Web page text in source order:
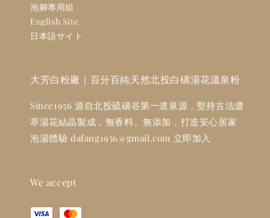
泡腳專用組
English Site
日本語サイト
大芳白粉廠｜百分百純天然北投白磺湯花溫泉粉
Since1956 源自北投硫磺谷第一道泉源，堅持古法濃
萃湯花結晶製成，無香料、無添加，打造安心居家
泡湯體驗 dafang1956@gmail.com 立即加入
We accept